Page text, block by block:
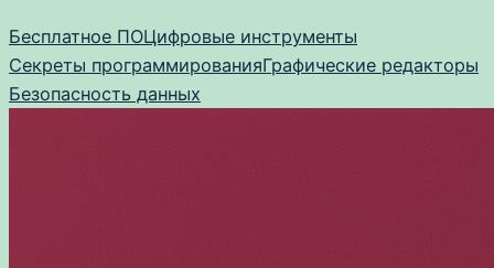
к
содержимому
Бесплатное ПОЦифровые инструменты
Секреты программированияГрафические редакторы
Безопасность данных